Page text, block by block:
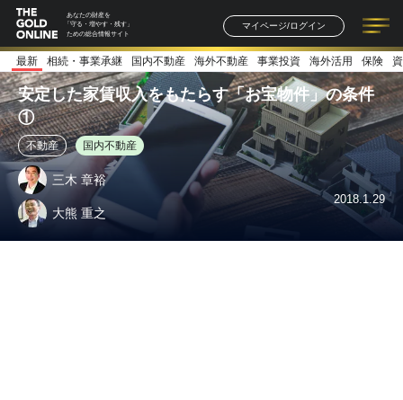
あなたの財産を
「守る・増やす・残す」
ための総合情報サイト
マイページ/ログイン
記事一覧 連載一覧
著者一覧 書籍一覧
最新 相続・事業承継 国内不動産 海外不動産 事業投資 海外活用 保険
安定した家賃収入をもたらす「お宝物件」の条件
①
不動産 国内不動産
三木 章裕
大熊 重之
2018.1.29